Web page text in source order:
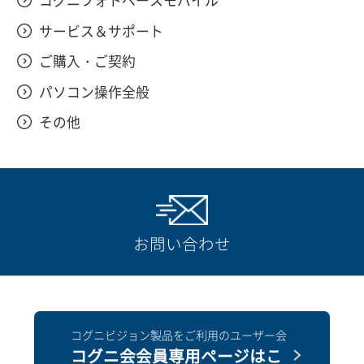
サービス＆サポート
ご購入・ご契約
パソコン操作全般
その他
お問い合わせ
コグニビジョン製品をご利用のユーザー会
コグニ会会員専用ページはこ